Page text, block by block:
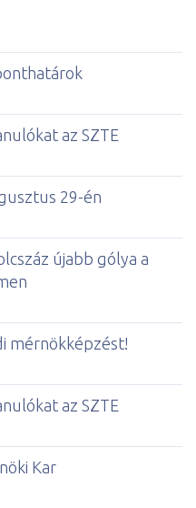
az SZTE
29-én
újabb gólya a
mérnökképzést!
az SZTE
Kar